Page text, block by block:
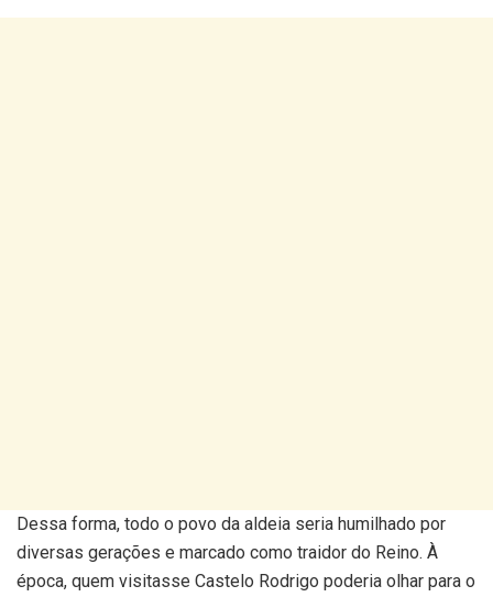
Dessa forma, todo o povo da aldeia seria humilhado por
diversas gerações e marcado como traidor do Reino. À
época, quem visitasse Castelo Rodrigo poderia olhar para o